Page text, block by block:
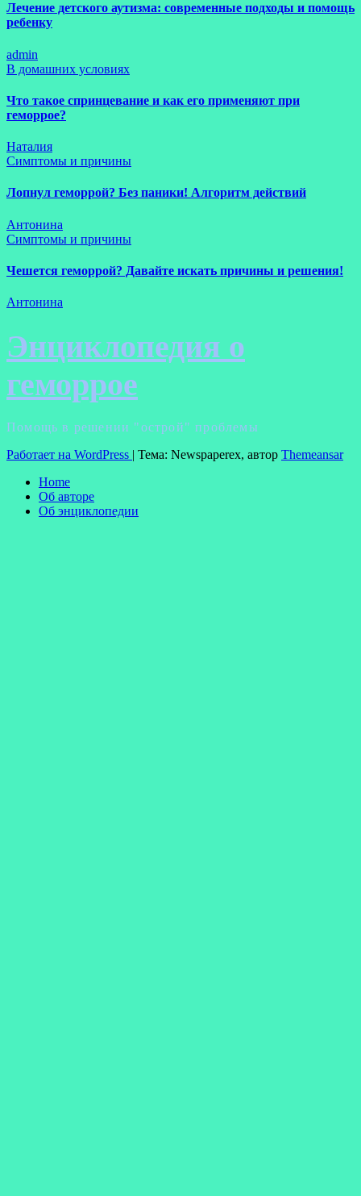
Лечение детского аутизма: современные подходы и помощь
ребенку
admin
В домашних условиях
Что такое спринцевание и как его применяют при
геморрое?
Наталия
Симптомы и причины
Лопнул геморрой? Без паники! Алгоритм действий
Антонина
Симптомы и причины
Чешется геморрой? Давайте искать причины и решения!
Антонина
Энциклопедия о
геморрое
Помощь в решении "острой" проблемы
Работает на WordPress | Тема: Newspaperex, автор Themeansar
Home
Об авторе
Об энциклопедии